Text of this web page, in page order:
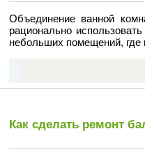
Объединение ванной
рационально
небольших помещений, где
Как сделать ремонт